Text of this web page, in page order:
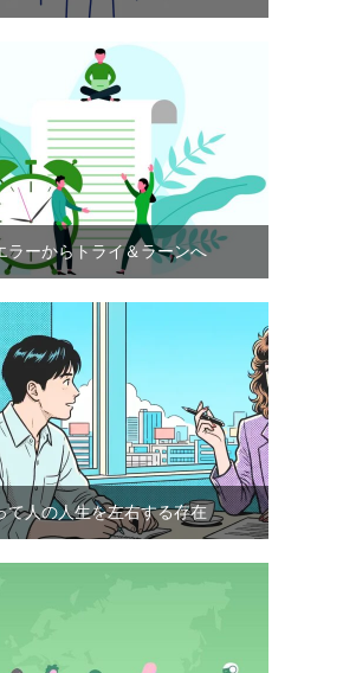
ラーからトライ＆ラーンへ
て人の人生を左右する存在